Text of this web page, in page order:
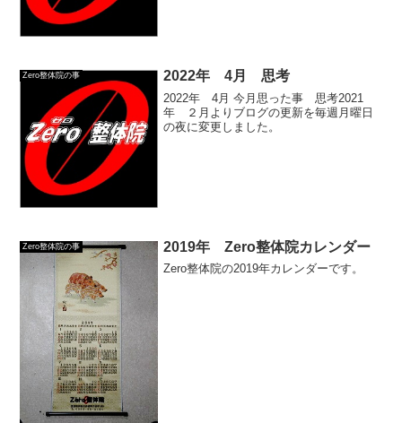
Zero整体院の事 2022年 4月 思考
2022年 4月 今月思った事 思考2021
年 ２月よりブログの更新を毎週月曜日
の夜に変更しました。
Zero整体院の事 2019年 Zero整体院カレンダー
Zero整体院の2019年カレンダーです。